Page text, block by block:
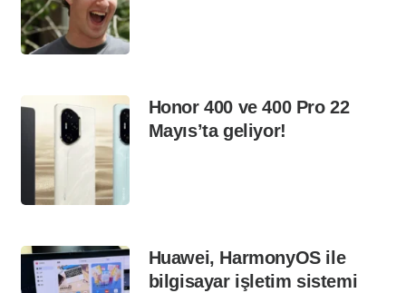
Honor 400 ve 400 Pro 22
Mayıs’ta geliyor!
Huawei, HarmonyOS ile
bilgisayar işletim sistemi